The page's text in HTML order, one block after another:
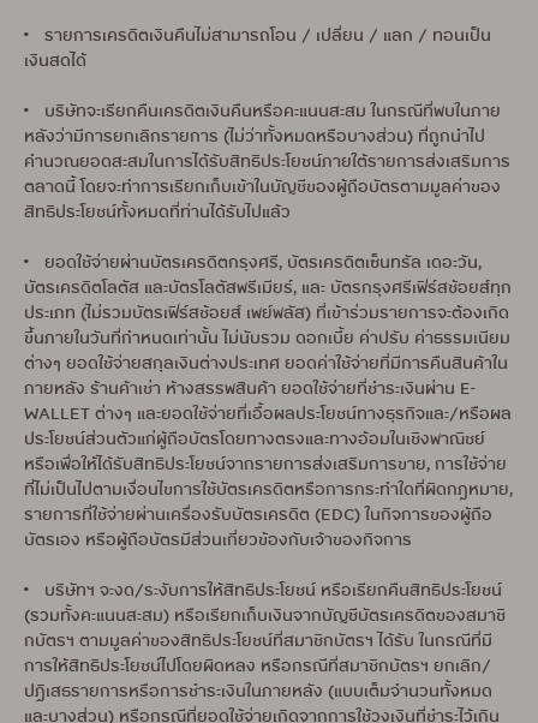
• รายการเครดิตเงินคืนไม่สามารถโอน / เปลี่ยน / แลก / ทอนเป็น
เงินสดได้
• บริษัทจะเรียกคืนเครดิตเงินคืนหรือคะแนนสะสม ในกรณีที่พบในภาย
หลังว่ามีการยกเลิกรายการ (ไม่ว่าทั้งหมดหรือบางส่วน) ที่ถูกนำไป
คำนวณยอดสะสมในการได้รับสิทธิประโยชน์ภายใต้รายการส่งเสริมการ
ตลาดนี้ โดยจะทำการเรียกเก็บเข้าในบัญชีของผู้ถือบัตรตามมูลค่าของ
สิทธิประโยชน์ทั้งหมดที่ท่านได้รับไปแล้ว
• ยอดใช้จ่ายผ่านบัตรเครดิตกรุงศรี, บัตรเครดิตเซ็นทรัล เดอะวัน,
บัตรเครดิตโลตัส และบัตรโลตัสพรีเมียร์, และ บัตรกรุงศรีเฟิร์สช้อยส์ทุก
ประเภท (ไม่รวมบัตรเฟิร์สช้อยส์ เพย์พลัส) ที่เข้าร่วมรายการจะต้องเกิด
ขึ้นภายในวันที่กำหนดเท่านั้น ไม่นับรวม ดอกเบี้ย ค่าปรับ ค่าธรรมเนียม
ต่างๆ ยอดใช้จ่ายสกุลเงินต่างประเทศ ยอดค่าใช้จ่ายที่มีการคืนสินค้าใน
ภายหลัง ร้านค้าเช่า ห้างสรรพสินค้า ยอดใช้จ่ายที่ชำระเงินผ่าน E-
WALLET ต่างๆ และยอดใช้จ่ายที่เอื้อผลประโยชน์ทางธุรกิจและ/หรือผล
ประโยชน์ส่วนตัวแก่ผู้ถือบัตรโดยทางตรงและทางอ้อมในเชิงพาณิชย์
หรือเพื่อให้ได้รับสิทธิประโยชน์จากรายการส่งเสริมการขาย, การใช้จ่าย
ที่ไม่เป็นไปตามเงื่อนไขการใช้บัตรเครดิตหรือการกระทำใดที่ผิดกฎหมาย,
รายการที่ใช้จ่ายผ่านเครื่องรับบัตรเครดิต (EDC) ในกิจการของผู้ถือ
บัตรเอง หรือผู้ถือบัตรมีส่วนเกี่ยวข้องกับเจ้าของกิจการ
• บริษัทฯ จะงด/ระงับการให้สิทธิประโยชน์ หรือเรียกคืนสิทธิประโยชน์
(รวมทั้งคะแนนสะสม) หรือเรียกเก็บเงินจากบัญชีบัตรเครดิตของสมาชิ
กบัตรฯ ตามมูลค่าของสิทธิประโยชน์ที่สมาชิกบัตรฯ ได้รับ ในกรณีที่มี
การให้สิทธิประโยชน์ไปโดยผิดหลง หรือกรณีที่สมาชิกบัตรฯ ยกเลิก/
ปฏิเสธรายการหรือการชำระเงินในภายหลัง (แบบเต็มจำนวนทั้งหมด
และบางส่วน) หรือกรณีที่ยอดใช้จ่ายเกิดจากการใช้วงเงินที่ชำระไว้เกิน